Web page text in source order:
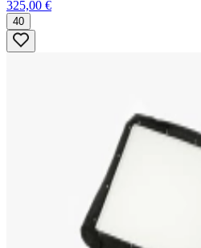
325,00 €
40